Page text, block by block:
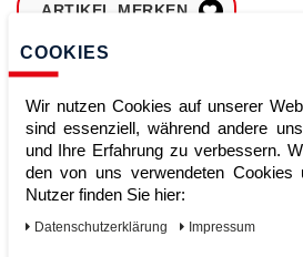
ARTIKEL MERKEN
Sofort lieferbar
COOKIES
Wir nutzen Cookies auf unserer
sind essenziell, während andere
und Ihre Erfahrung zu verbessern.
den von uns verwendeten Cookies
Nutzer finden Sie hier:
Daten­schutz­erklärung Impressum